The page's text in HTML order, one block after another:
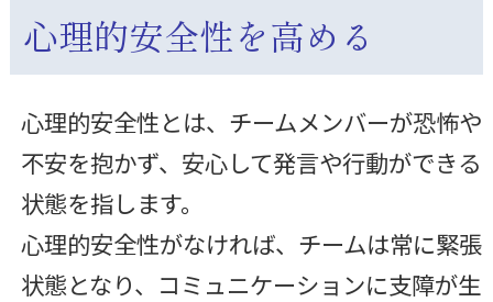
心理的安全性を高める
心理的安全性とは、チームメンバーが恐怖や
不安を抱かず、安心して発言や行動ができる
状態を指します。
心理的安全性がなければ、チームは常に緊張
状態となり、コミュニケーションに支障が生